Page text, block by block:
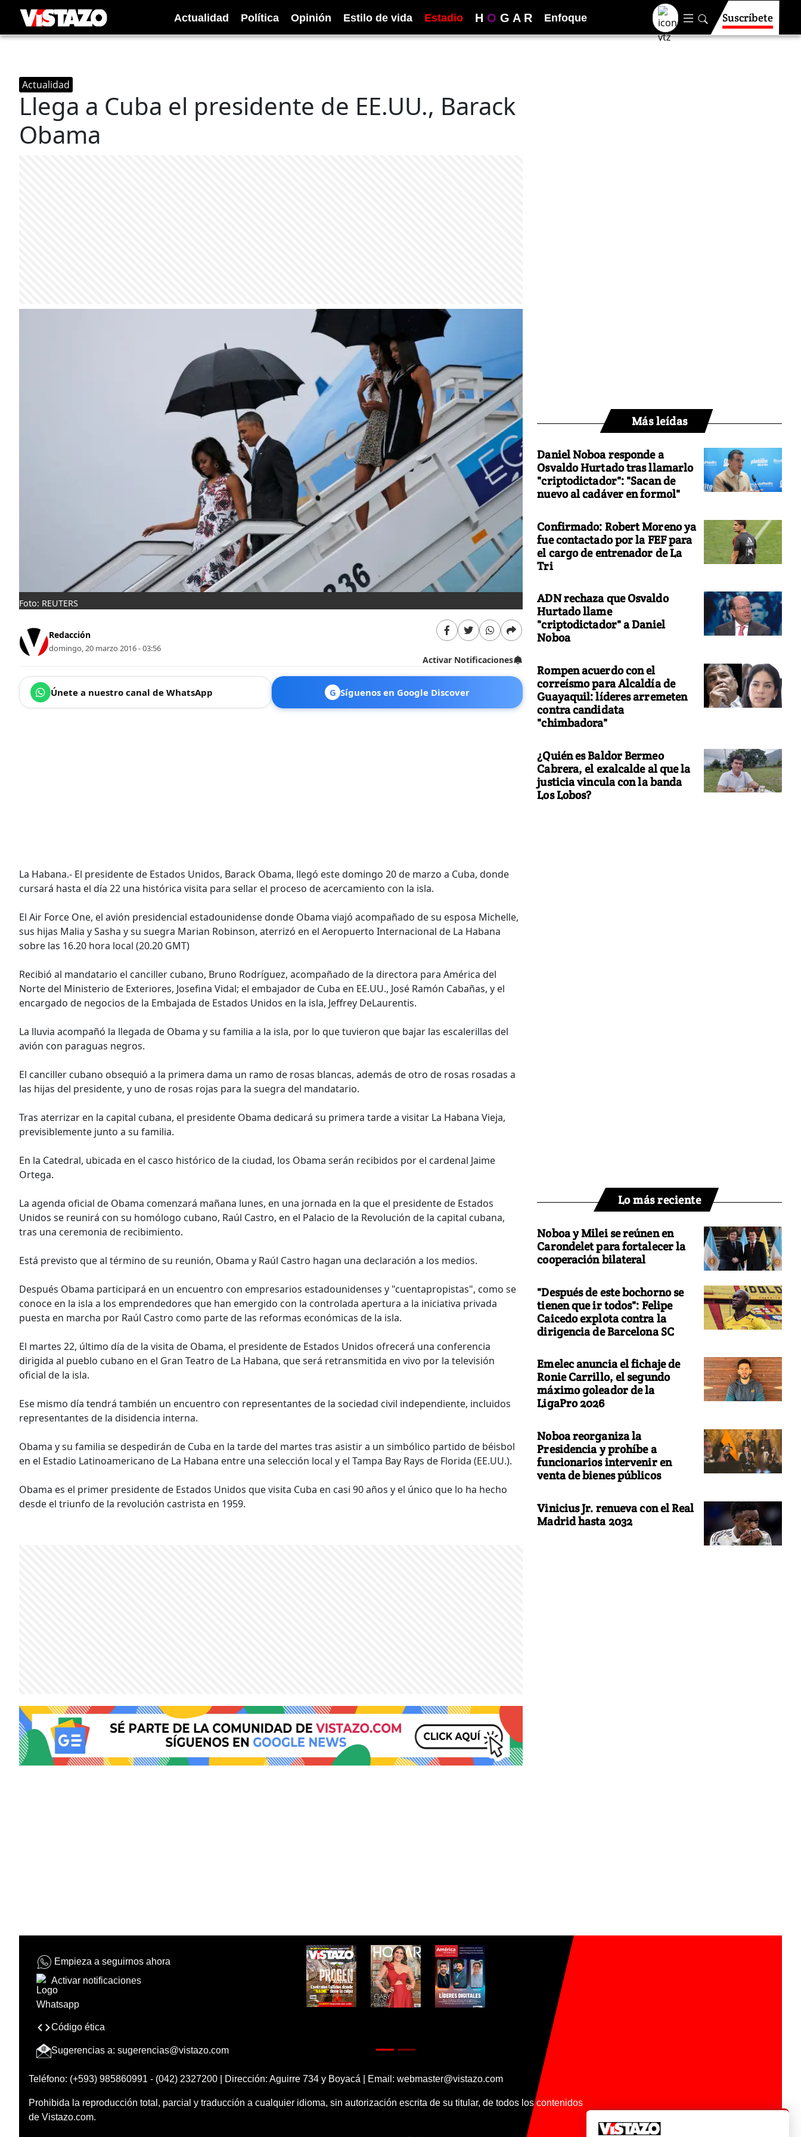
Actualidad Política Opinión Estilo de vida Estadio H O G A R Enfoque Suscríbete
Actualidad
Llega a Cuba el presidente de EE.UU., Barack
Obama
Foto: REUTERS
Redacción
domingo, 20 marzo 2016 - 03:56
Activar Notificaciones
Únete a nuestro canal de WhatsApp G Síguenos en Google Discover
La Habana.- El presidente de Estados Unidos, Barack Obama, llegó este domingo 20 de marzo a Cuba, donde
cursará hasta el día 22 una histórica visita para sellar el proceso de acercamiento con la isla.
El Air Force One, el avión presidencial estadounidense donde Obama viajó acompañado de su esposa Michelle,
sus hijas Malia y Sasha y su suegra Marian Robinson, aterrizó en el Aeropuerto Internacional de La Habana
sobre las 16.20 hora local (20.20 GMT)
Recibió al mandatario el canciller cubano, Bruno Rodríguez, acompañado de la directora para América del
Norte del Ministerio de Exteriores, Josefina Vidal; el embajador de Cuba en EE.UU., José Ramón Cabañas, y el
encargado de negocios de la Embajada de Estados Unidos en la isla, Jeffrey DeLaurentis.
La lluvia acompañó la llegada de Obama y su familia a la isla, por lo que tuvieron que bajar las escalerillas del
avión con paraguas negros.
El canciller cubano obsequió a la primera dama un ramo de rosas blancas, además de otro de rosas rosadas a
las hijas del presidente, y uno de rosas rojas para la suegra del mandatario.
Tras aterrizar en la capital cubana, el presidente Obama dedicará su primera tarde a visitar La Habana Vieja,
previsiblemente junto a su familia.
En la Catedral, ubicada en el casco histórico de la ciudad, los Obama serán recibidos por el cardenal Jaime
Ortega.
La agenda oficial de Obama comenzará mañana lunes, en una jornada en la que el presidente de Estados
Unidos se reunirá con su homólogo cubano, Raúl Castro, en el Palacio de la Revolución de la capital cubana,
tras una ceremonia de recibimiento.
Está previsto que al término de su reunión, Obama y Raúl Castro hagan una declaración a los medios.
Después Obama participará en un encuentro con empresarios estadounidenses y "cuentapropistas", como se
conoce en la isla a los emprendedores que han emergido con la controlada apertura a la iniciativa privada
puesta en marcha por Raúl Castro como parte de las reformas económicas de la isla.
El martes 22, último día de la visita de Obama, el presidente de Estados Unidos ofrecerá una conferencia
dirigida al pueblo cubano en el Gran Teatro de La Habana, que será retransmitida en vivo por la televisión
oficial de la isla.
Ese mismo día tendrá también un encuentro con representantes de la sociedad civil independiente, incluidos
representantes de la disidencia interna.
Obama y su familia se despedirán de Cuba en la tarde del martes tras asistir a un simbólico partido de béisbol
en el Estadio Latinoamericano de La Habana entre una selección local y el Tampa Bay Rays de Florida (EE.UU.).
Obama es el primer presidente de Estados Unidos que visita Cuba en casi 90 años y el único que lo ha hecho
desde el triunfo de la revolución castrista en 1959.
Más leídas
Daniel Noboa responde a
Osvaldo Hurtado tras llamarlo
"criptodictador": "Sacan de
nuevo al cadáver en formol"
Confirmado: Robert Moreno ya
fue contactado por la FEF para
el cargo de entrenador de La
Tri
ADN rechaza que Osvaldo
Hurtado llame
"criptodictador" a Daniel
Noboa
Rompen acuerdo con el
correísmo para Alcaldía de
Guayaquil: líderes arremeten
contra candidata
"chimbadora"
¿Quién es Baldor Bermeo
Cabrera, el exalcalde al que la
justicia vincula con la banda
Los Lobos?
Lo más reciente
Noboa y Milei se reúnen en
Carondelet para fortalecer la
cooperación bilateral
"Después de este bochorno se
tienen que ir todos": Felipe
Caicedo explota contra la
dirigencia de Barcelona SC
Emelec anuncia el fichaje de
Ronie Carrillo, el segundo
máximo goleador de la
LigaPro 2026
Noboa reorganiza la
Presidencia y prohíbe a
funcionarios intervenir en
venta de bienes públicos
Vinicius Jr. renueva con el Real
Madrid hasta 2032
Empieza a seguirnos ahora
Activar notificaciones
Código ética
Sugerencias a: sugerencias@vistazo.com
Teléfono: (+593) 985860991 - (042) 2327200 | Dirección: Aguirre 734 y Boyacá | Email: webmaster@vistazo.com
Prohibida la reproducción total, parcial y traducción a cualquier idioma, sin autorización escrita de su titular, de todos los contenidos
de Vistazo.com.